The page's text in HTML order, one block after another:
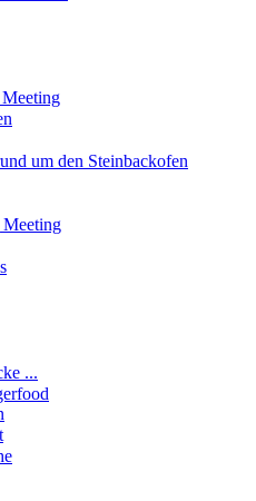
um den Steinbackofen
...